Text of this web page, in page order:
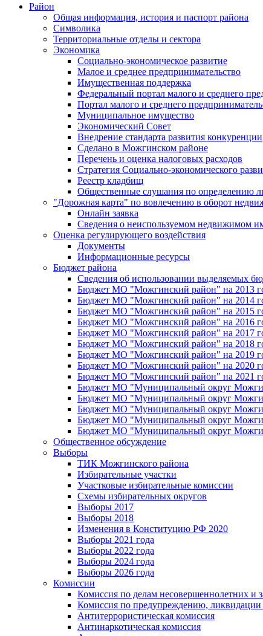
Район
Общая информация, история и паспорт района
Символика
Территориальные отделы и сектора
Экономика
Социально-экономическое развитие
Малое и среднее предпринимательство
Имущественная поддержка
Федеральный портал малого и среднего
Портал малого и среднего
Муниципальное имущество
Экономический Совет
Внедрение стандарта развития конкуренции
Сделано в Можгинском районе
Перечень и оценка налоговых расходов
Стратегия Социально-экономического
Реестр кладбищ
Общественные слушания по определению
"Дорожная карта" по вовлечению в оборот
Онлайн заявка
Сведения о неиспользуемом недвижимом
Оценка регулирующего воздействия
Документы
Информационные ресурсы
Бюджет района
Сведения об использовании выделяемых
Бюджет МО "Можгинский район" на 2013
Бюджет МО "Можгинский район" на 2014
Бюджет МО "Можгинский район" на 2015
Бюджет МО "Можгинский район" на 2016
Бюджет МО "Можгинский район" на 2017
Бюджет МО "Можгинский район" на 2018
Бюджет МО "Можгинский район" на 2019
Бюджет МО "Можгинский район" на 2020
Бюджет МО "Можгинский район" на 2021
Бюджет МО "Муниципальный округ
Бюджет МО "Муниципальный округ
Бюджет МО "Муниципальный округ
Бюджет МО "Муниципальный округ
Бюджет МО "Муниципальный округ
Общественное обсуждение
Выборы
ТИК Можгинского района
Избирательные участки
Участковые избирательные комиссии
Схемы избирательных округов
Выборы 2017
Выборы 2018
Изменения в Конституцию РФ 2020
Выборы 2021 года
Выборы 2022 года
Выборы 2024 года
Выборы 2026 года
Комиссии
Комиссия по делам несовершеннолетних и
Комиссия по предупреждению, ликвидации
Антитеррористическая комиссия
Антинаркотическая комиссия